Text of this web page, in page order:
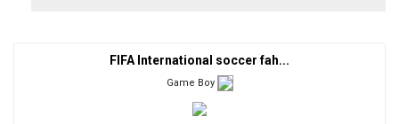
FIFA International soccer fah...
Game Boy